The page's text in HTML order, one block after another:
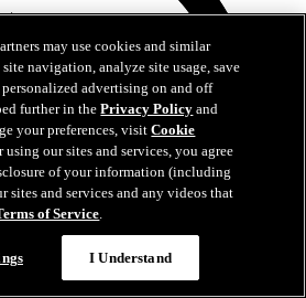
may use cookies and similar
navigation, analyze site usage, save
personalized advertising on and off
further in thePrivacy Policy and
your preferences, visitCookie
using our sites and services, you agree
of your information (including
sites and services and any videos that
of Service.
I Understand